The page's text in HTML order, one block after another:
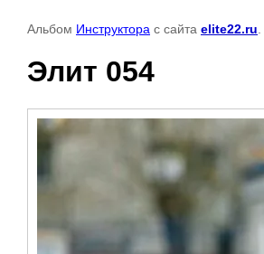
Альбом Инструктора с сайта elite22.ru
Элит 054